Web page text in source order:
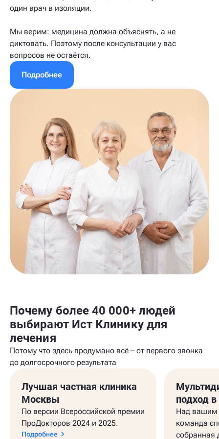
один врач в изоляции.
Мы верим: медицина должна объяснять, а не
диктовать. Поэтому после консультации у вас
вопросов не остаётся.
Подробнее
Почему более 40 000+ людей
выбирают Ист Клинику для
лечения
Потому что здесь продумано всё – от первого звонка
до долгосрочного результата
Лучшая частная клиника
Москвы
По версии Всероссийской премии
ПроДокторов 2024 и 2025.
Подробнее
подход
Над вашим
команда
собранная